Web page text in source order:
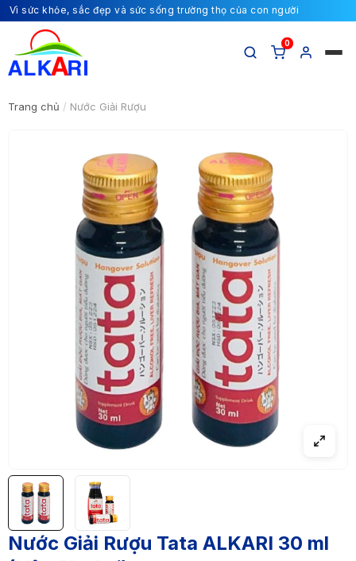
Vì sức khỏe, sắc đẹp và sức sống trường thọ của con người
0
Trang chủ / Nước Giải Rượu
Nước Giải Rượu Tata ALKARI 30 ml